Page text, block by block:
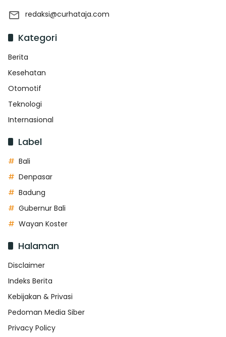
redaksi@curhataja.com
Kategori
Berita
Kesehatan
Otomotif
Teknologi
Internasional
Label
Bali
Denpasar
Badung
Gubernur Bali
Wayan Koster
Halaman
Disclaimer
Indeks Berita
Kebijakan & Privasi
Pedoman Media Siber
Privacy Policy